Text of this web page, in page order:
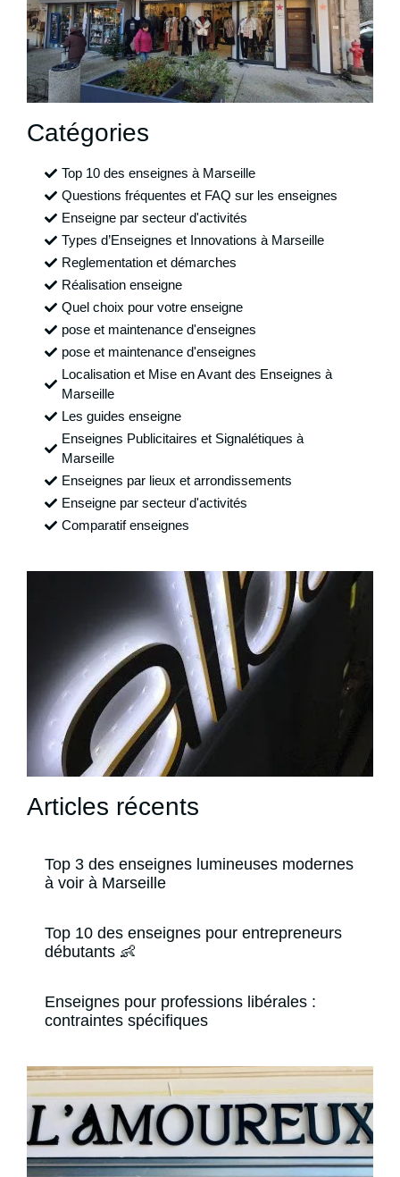
Catégories
Top 10 des enseignes à Marseille
Questions fréquentes et FAQ sur les enseignes
Enseigne par secteur d'activités
Types d’Enseignes et Innovations à Marseille
Reglementation et démarches
Réalisation enseigne
Quel choix pour votre enseigne
pose et maintenance d'enseignes
pose et maintenance d'enseignes
Localisation et Mise en Avant des Enseignes à
Marseille
Les guides enseigne
Enseignes Publicitaires et Signalétiques à
Marseille
Enseignes par lieux et arrondissements
Enseigne par secteur d'activités
Comparatif enseignes
Articles récents
Top 3 des enseignes lumineuses modernes
à voir à Marseille
Top 10 des enseignes pour entrepreneurs
débutants 👶
Enseignes pour professions libérales :
contraintes spécifiques